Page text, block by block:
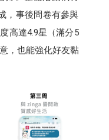
，事後問卷有參與
高達4.9星（滿分5
，也能強化好友黏